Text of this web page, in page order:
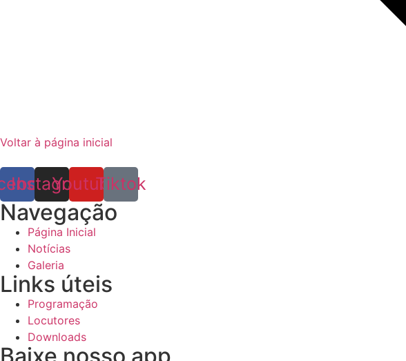
Voltar à página inicial
Instagram
YoutubeTiktok
Navegação
Página Inicial
Notícias
Galeria
Links úteis
Programação
Locutores
Downloads
Baixe nosso app